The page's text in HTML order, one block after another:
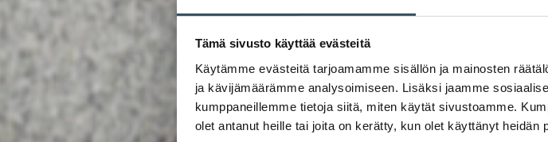
Tämä sivusto käyttää evästeitä
Käytämme evästeitä tarjoamamme sisällön ja mainosten
ja kävijämäärämme analysoimiseen. Lisäksi jaamme
kumppaneillemme tietoja siitä, miten käytät sivustoamme.
olet antanut heille tai joita on kerätty, kun olet käyttänyt heidän